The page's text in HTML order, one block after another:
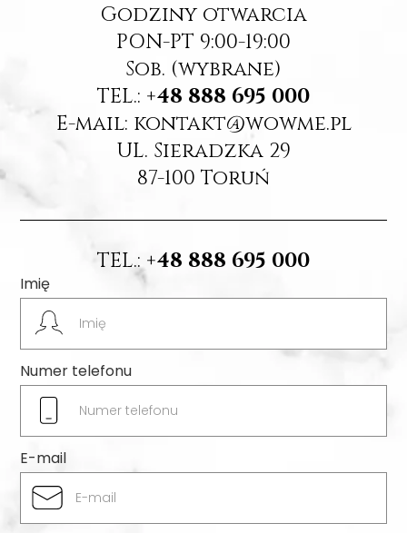
Godziny otwarcia
PON-PT 9:00-19:00
Sob. (wybrane)
TEL.: +48 888 695 000
E-mail: kontakt@wowme.pl
UL. Sieradzka 29
87-100 Toruń
TEL.: +48 888 695 000
Imię
Numer telefonu
E-mail